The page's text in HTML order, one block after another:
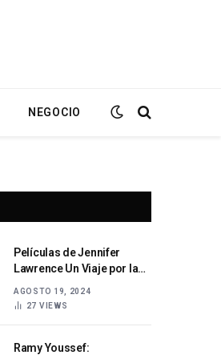
NEGOCIO
Películas de Jennifer
Lawrence Un Viaje por la
de una Estrella
AGOSTO 19, 2024
27 VIEWS
Ramy Youssef: